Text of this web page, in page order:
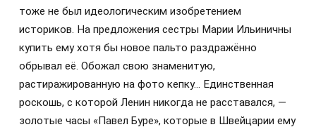
тоже не был идеологическим изобретением
историков. На предложения сестры Марии Ильиничны
купить ему хотя бы новое пальто раздражённо
обрывал её. Обожал свою знаменитую,
растиражированную на фото кепку… Единственная
роскошь, с которой Ленин никогда не расставался, —
золотые часы «Павел Буре», которые в Швейцарии ему